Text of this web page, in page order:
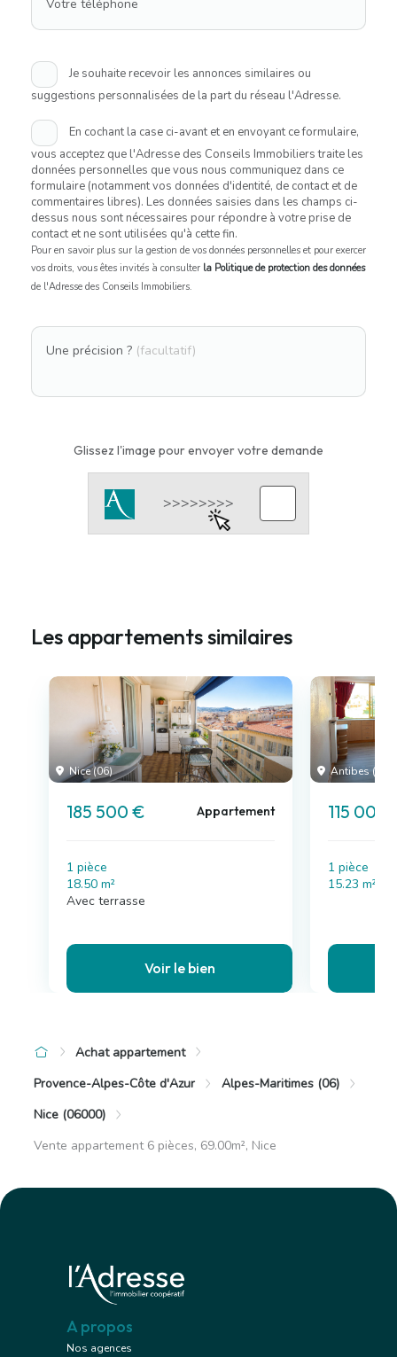
Votre téléphone
Je souhaite recevoir les annonces similaires ou
suggestions personnalisées de la part du réseau l'Adresse.
En cochant la case ci-avant et en envoyant ce formulaire,
vous acceptez que l'Adresse des Conseils Immobiliers traite les
données personnelles que vous nous communiquez dans ce
formulaire (notamment vos données d'identité, de contact et de
commentaires libres). Les données saisies dans les champs ci-
dessus nous sont nécessaires pour répondre à votre prise de
contact et ne sont utilisées qu'à cette fin.
Pour en savoir plus sur la gestion de vos données personnelles et pour exercer
vos droits, vous êtes invités à consulter la Politique de protection des données
de l'Adresse des Conseils Immobiliers.
Une précision ? (facultatif)
Glissez l'image pour envoyer votre demande
Les appartements similaires
Nice (06)
185 500 € Appartement
1 pièce
18.50 m²
Avec terrasse
Voir le bien
Antibes (06)
115 000
1 pièce
15.23 m²
Achat appartement
Provence-Alpes-Côte d'Azur
Alpes-Maritimes (06)
Nice (06000)
Vente appartement 6 pièces, 69.00m², Nice
A propos
Nos agences